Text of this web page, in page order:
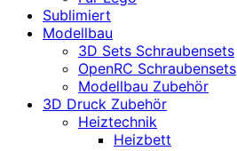
Sublimiert
Modellbau
3D Sets Schraubensets
OpenRC Schraubensets
Modellbau Zubehör
3D Druck Zubehör
Heiztechnik
Heizbett